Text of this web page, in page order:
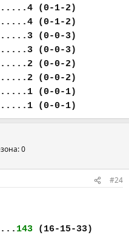
(0-1-2)
(0-1-2)
(0-0-3)
(0-0-3)
(0-0-2)
(0-0-2)
(0-0-1)
(0-0-1)
0
#24
143 (16-15-33)